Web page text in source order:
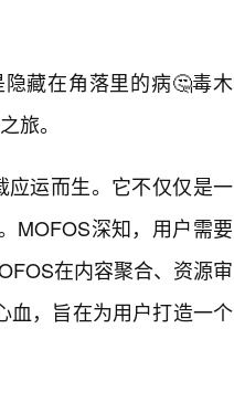
藏在角落里的病🤔毒木
旅。
应运而生。它不仅仅是一
MOFOS深知，用户需要
在内容聚合、资源审
血，旨在为用户打造一个